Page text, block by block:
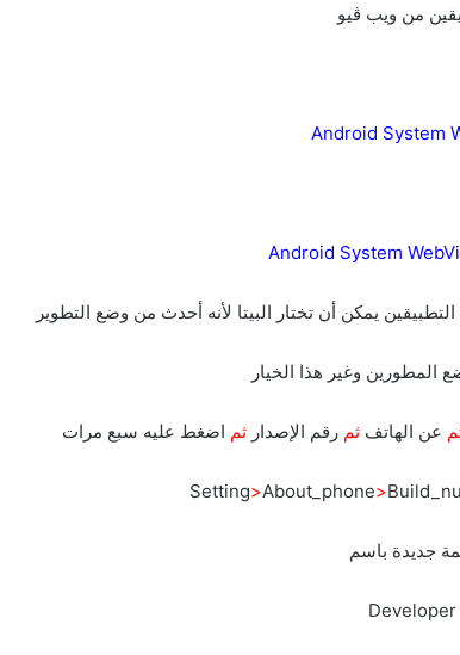
من ويب ڤيو
Android System
Android System
يمكن أن تختار البيتا لأنه أحدث من وضع التطوير
عن الهاتفثم رقم الإصدارثم اضغط عليه سبع مرات
Setting>About_phone>
جديدة باسم
Developer_